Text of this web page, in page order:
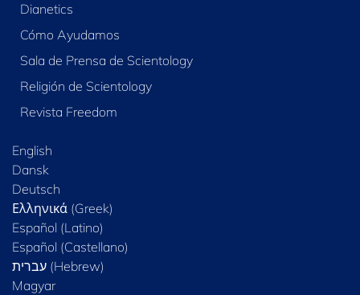
Dianetics
Cómo Ayudamos
Sala de Prensa de Scientology
Religión de Scientology
Revista Freedom
English
Dansk
Deutsch
Ελληνικά (Greek)
Español (Latino)
Español (Castellano)
Magyar